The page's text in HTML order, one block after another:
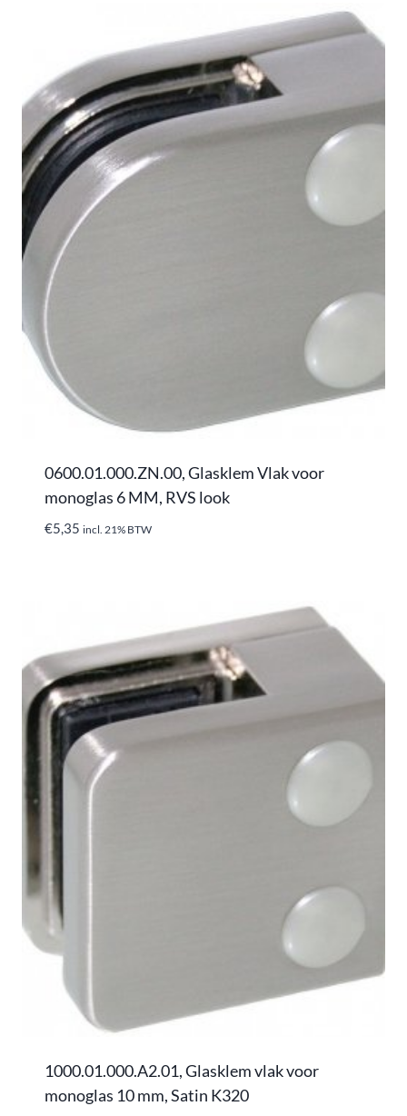
0600.01.000.ZN.00, Glasklem Vlak voor
monoglas 6 MM, RVS look
€5,35 incl. 21% BTW
1000.01.000.A2.01, Glasklem vlak voor
monoglas 10 mm, Satin K320